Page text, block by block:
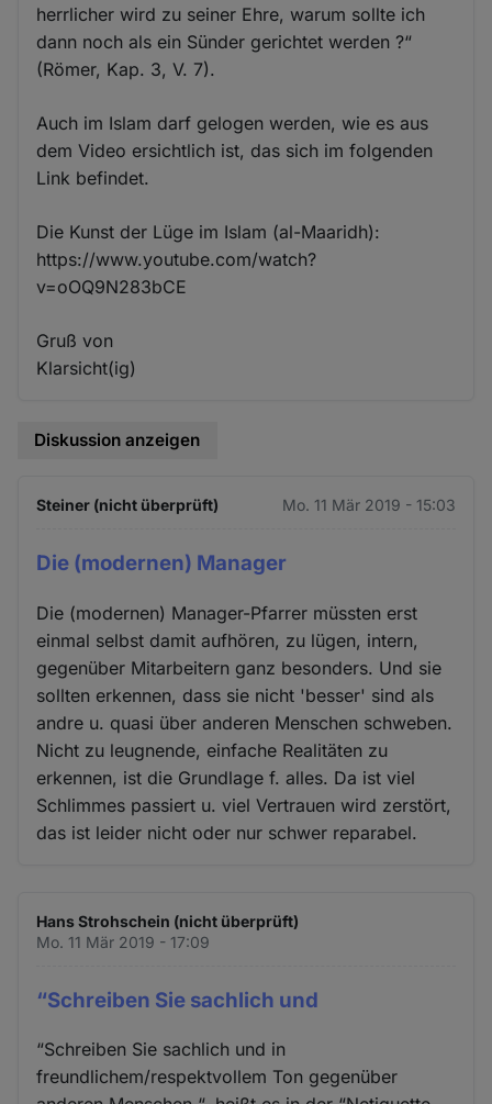
herrlicher wird zu seiner Ehre, warum sollte ich
dann noch als ein Sünder gerichtet werden ?“
(Römer, Kap. 3, V. 7).
Auch im Islam darf gelogen werden, wie es aus
dem Video ersichtlich ist, das sich im folgenden
Link befindet.
Die Kunst der Lüge im Islam (al-Maaridh):
https://www.youtube.com/watch?
v=oOQ9N283bCE
Gruß von
Klarsicht(ig)
Diskussion anzeigen
Steiner (nicht überprüft) Mo. 11 Mär 2019 - 15:03
Die (modernen) Manager
Die (modernen) Manager-Pfarrer müssten erst
einmal selbst damit aufhören, zu lügen, intern,
gegenüber Mitarbeitern ganz besonders. Und sie
sollten erkennen, dass sie nicht 'besser' sind als
andre u. quasi über anderen Menschen schweben.
Nicht zu leugnende, einfache Realitäten zu
erkennen, ist die Grundlage f. alles. Da ist viel
Schlimmes passiert u. viel Vertrauen wird zerstört,
das ist leider nicht oder nur schwer reparabel.
Hans Strohschein (nicht überprüft)
Mo. 11 Mär 2019 - 17:09
“Schreiben Sie sachlich und
“Schreiben Sie sachlich und in
freundlichem/respektvollem Ton gegenüber